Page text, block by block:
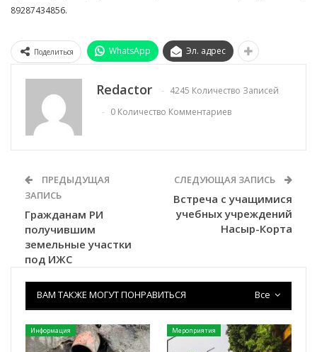
89287434856.
Поделиться WhatsApp Эл. адрес
Redactor
4245 Количество Записей
0 Количество Комментариев
ПРЕДЫДУЩАЯ
ЗАПИСЬ
Гражданам РИ
получившим
земельные участки
под ИЖС
СЛЕДУЮЩАЯ ЗАПИСЬ
Встреча с учащимися
учебных учреждений
Насыр-Корта
Все
ВАМ ТАКЖЕ МОГУТ ПОНРАВИТЬСЯ
Информация Мероприятия